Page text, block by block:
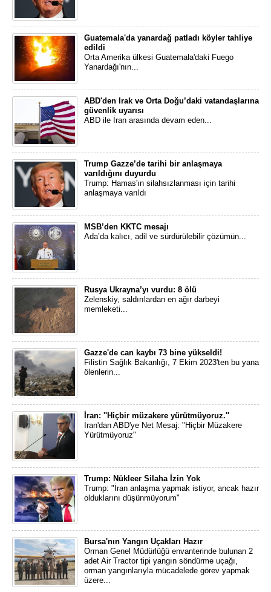
Guatemala'da yanardağ patladı köyler tahliye
edildi
Orta Amerika ülkesi Guatemala'daki Fuego
Yanardağı'nın...
ABD'den Irak ve Orta Doğu’daki vatandaşlarına
güvenlik uyarısı
ABD ile İran arasında devam eden...
Trump Gazze’de tarihi bir anlaşmaya
varıldığını duyurdu
Trump: Hamas'ın silahsızlanması için tarihi
anlaşmaya varıldı
MSB’den KKTC mesajı
Ada’da kalıcı, adil ve sürdürülebilir çözümün...
Rusya Ukrayna’yı vurdu: 8 ölü
Zelenskiy, saldırılardan en ağır darbeyi
memleketi...
Gazze'de can kaybı 73 bine yükseldi!
Filistin Sağlık Bakanlığı, 7 Ekim 2023'ten bu yana
ölenlerin...
İran: ''Hiçbir müzakere yürütmüyoruz.''
İran'dan ABD'ye Net Mesaj: "Hiçbir Müzakere
Yürütmüyoruz"
Trump: Nükleer Silaha İzin Yok
Trump: "İran anlaşma yapmak istiyor, ancak hazır
olduklarını düşünmüyorum"
Bursa'nın Yangın Uçakları Hazır
Orman Genel Müdürlüğü envanterinde bulunan 2
adet Air Tractor tipi yangın söndürme uçağı,
orman yangınlarıyla mücadelede görev yapmak
üzere...